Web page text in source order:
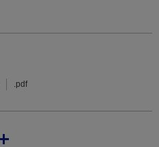
.pdf